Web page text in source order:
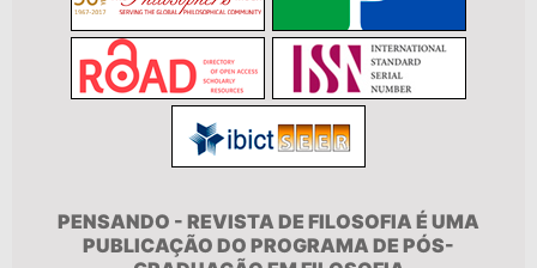
PENSANDO - REVISTA DE FILOSOFIA É UMA
PUBLICAÇÃO DO PROGRAMA DE PÓS-